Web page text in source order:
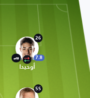
26
7.8
أوخيدا
55